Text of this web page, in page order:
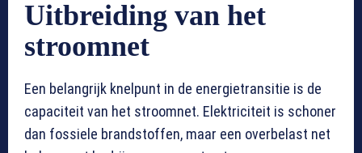
Uitbreiding van het
stroomnet
Een belangrijk knelpunt in de energietransitie is de
capaciteit van het stroomnet. Elektriciteit is schoner
dan fossiele brandstoffen, maar een overbelast net